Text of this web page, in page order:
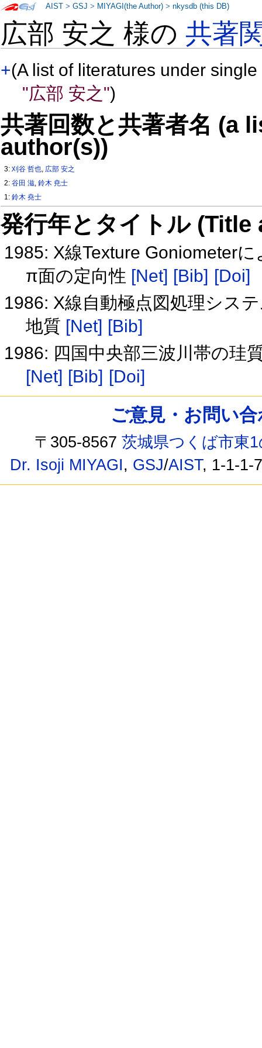
広部 安之 様の共著
+(A list of literatures under
"広部 安之")
共著回数と共著者名 (a
author(s))
3:刈谷 哲也, 広部 安之
2:谷田 滋,鈴木 尭士
1:鈴木 堯士
発行年とタイトル
1985: X線Texture Goniometer
π面の定向性 [Net] [Bib] [Doi]
1986: X線自動極点図処理シス
地質 [Net] [Bib]
1986: 四国中央部三波川帯の珪
[Net] [Bib] [Doi]
AIST >GSJ > MIYAGI(the Author) >nkysdb (this DB)
ご意見・お問い
〒305-8567茨城県つくば市東
Dr. Isoji MIYAGI, GSJ/AIST, 1-1-1-